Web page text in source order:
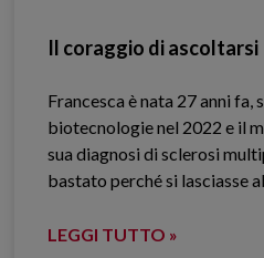
Il coraggio di ascoltarsi
Francesca è nata 27 anni fa,
biotecnologie nel 2022 e il
sua diagnosi di sclerosi
bastato perché si lasciasse
LEGGI TUTTO »